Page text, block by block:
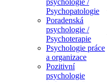
psychologie /
Psychopatologie
Poradenská
psychologie /
Psychoterapie
Psychologie práce
a organizace
Pozitivní
psychologie